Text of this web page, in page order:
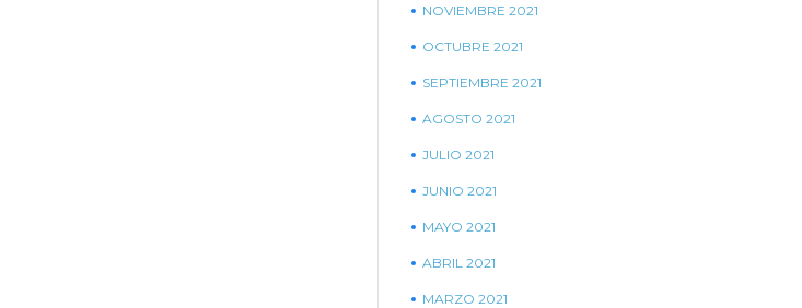
NOVIEMBRE 2021
OCTUBRE 2021
SEPTIEMBRE 2021
AGOSTO 2021
JULIO 2021
JUNIO 2021
MAYO 2021
ABRIL 2021
MARZO 2021